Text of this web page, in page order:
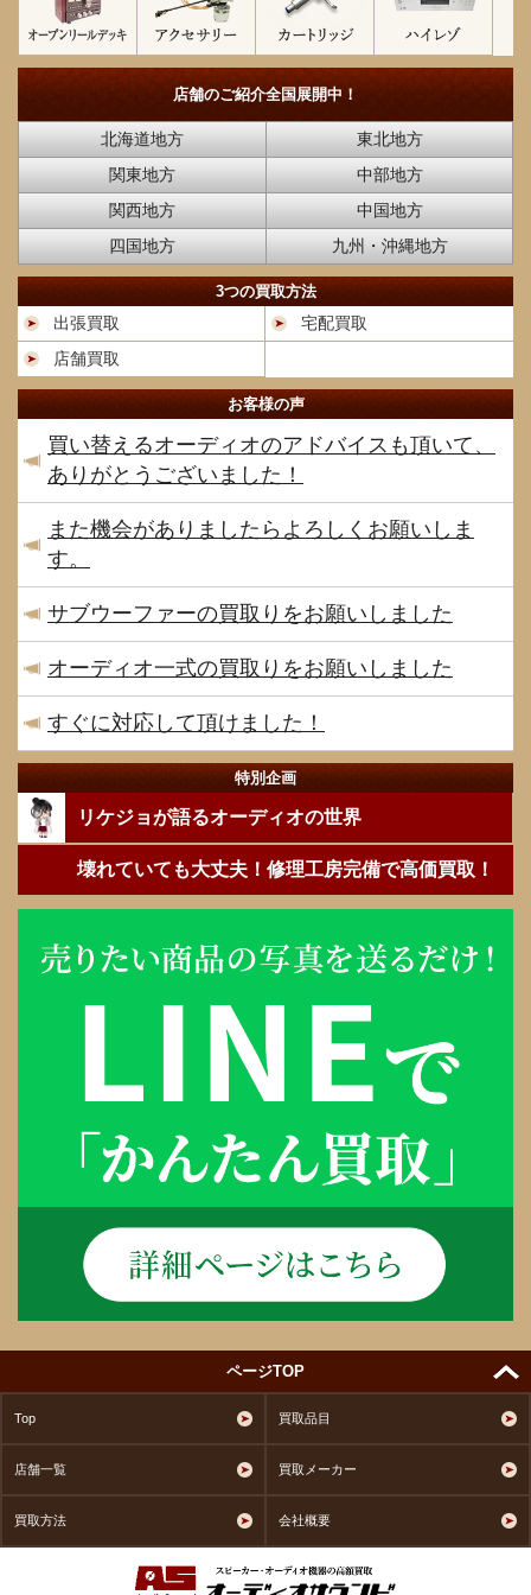
店舗のご紹介全国展開中！
北海道地方
東北地方
関東地方
中部地方
関西地方
中国地方
四国地方
九州・沖縄地方
3つの買取方法
出張買取
宅配買取
店舗買取
お客様の声
買い替えるオーディオのアドバイスも頂いて、
ありがとうございました！
また機会がありましたらよろしくお願いしま
す。
サブウーファーの買取りをお願いしました
オーディオ一式の買取りをお願いしました
すぐに対応して頂けました！
特別企画
リケジョが語るオーディオの世界
壊れていても大丈夫！修理工房完備で高価買取！
ページTOP
Top 買取品目
店舗一覧 買取メーカー
買取方法 会社概要